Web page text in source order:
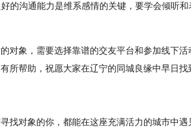
沟通能力是维系感情的关键，要学会倾听和
象，需要选择靠谱的交友平台和参加线下活
所帮助，祝愿大家在辽宁的同城良缘中早日找
找对象的你，都能在这座充满活力的城市中